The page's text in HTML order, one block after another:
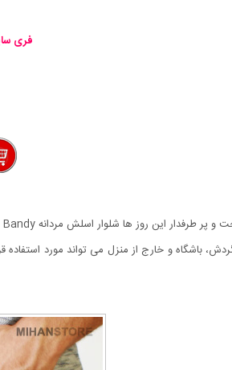
فری
گردش، باشگاه و خارج از منزل می تواند مورد